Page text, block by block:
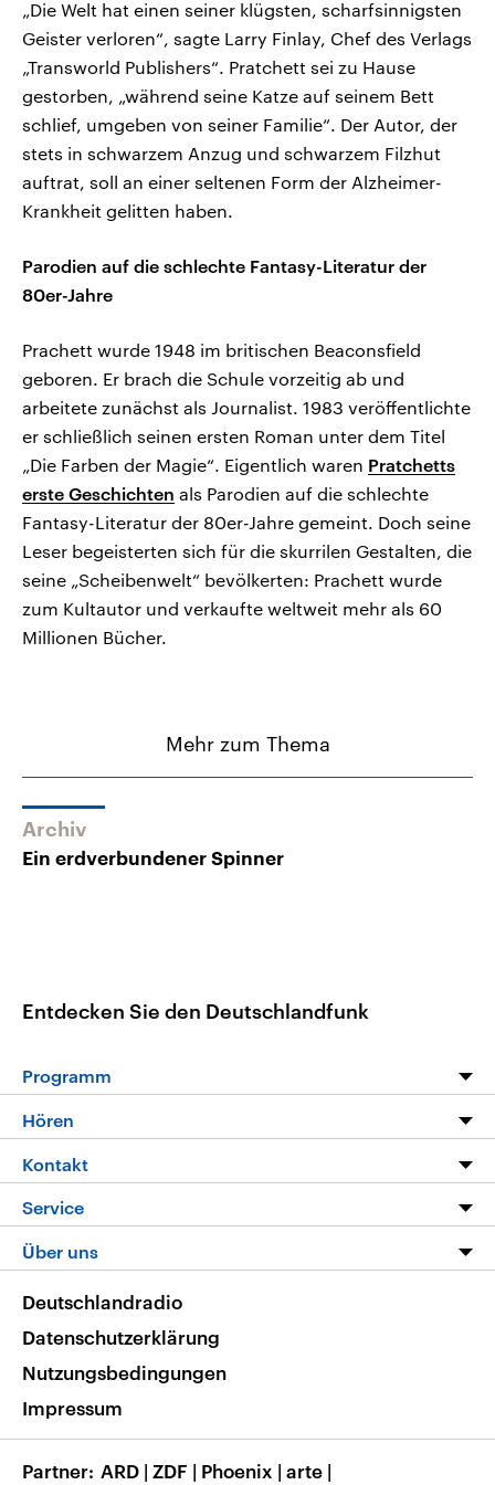
„Die Welt hat einen seiner klügsten, scharfsinnigsten
Geister verloren“, sagte Larry Finlay, Chef des Verlags
„Transworld Publishers“. Pratchett sei zu Hause
gestorben, „während seine Katze auf seinem Bett
schlief, umgeben von seiner Familie“. Der Autor, der
stets in schwarzem Anzug und schwarzem Filzhut
auftrat, soll an einer seltenen Form der Alzheimer-
Krankheit gelitten haben.
Parodien auf die schlechte Fantasy-Literatur der
80er-Jahre
Prachett wurde 1948 im britischen Beaconsfield
geboren. Er brach die Schule vorzeitig ab und
arbeitete zunächst als Journalist. 1983 veröffentlichte
er schließlich seinen ersten Roman unter dem Titel
„Die Farben der Magie“. Eigentlich waren Pratchetts
erste Geschichten als Parodien auf die schlechte
Fantasy-Literatur der 80er-Jahre gemeint. Doch seine
Leser begeisterten sich für die skurrilen Gestalten, die
seine „Scheibenwelt“ bevölkerten: Prachett wurde
zum Kultautor und verkaufte weltweit mehr als 60
Millionen Bücher.
Mehr zum Thema
Archiv
Ein erdverbundener Spinner
Entdecken Sie den Deutschlandfunk
Programm
Die Nachrichten
Nachrichtenleicht
Neue Beiträge auf dlf.de
Hören
Livestream
Podcasts
Deutschlandfunk App
Nachrichten App
Frequenzen
Kontakt
Hörerservice
Service
FAQ
Veranstaltungen
Musikliste
RSS
Über uns
Barrierefreiheit
Deutschlandradio
Datenschutzerklärung
Nutzungsbedingungen
Impressum
Partner ARD | ZDF | Phoenix | arte |